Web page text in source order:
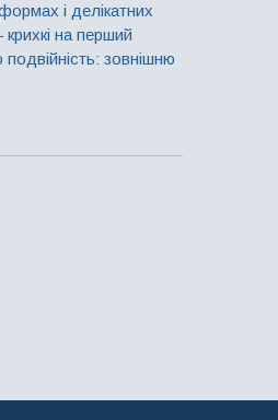
і делікатних
крихкі на перший
зовнішню